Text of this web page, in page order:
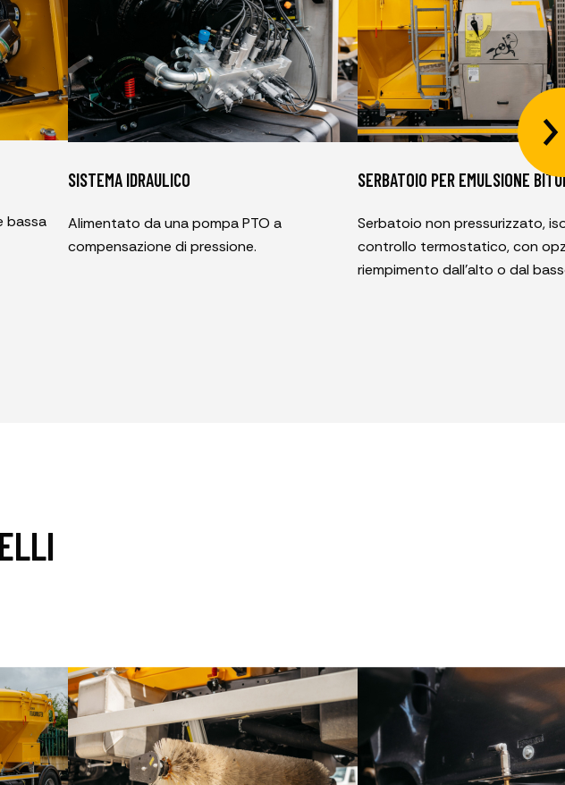
bassa
SISTEMA IDRAULICO
Alimentato da una pompa PTO a
compensazione di pressione.
SERBATOIO PER EMULSIONE
Serbatoio non pressurizzato,
controllo termostatico, con
riempimento dall’alto o dal